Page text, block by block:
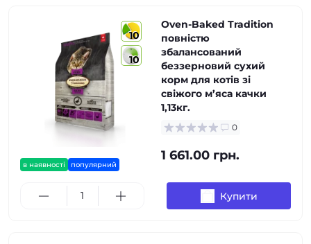
10
10
в наявності популярний
Oven-Baked Tradition
повністю
збалансований
беззерновий сухий
корм для котів зі
свіжого м’яса качки
1,13кг.
0
1 661.00 грн.
Купити